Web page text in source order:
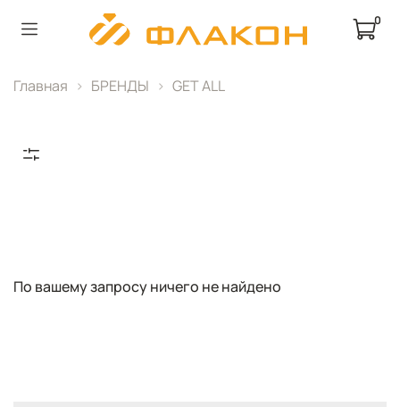
0
Главная БРЕНДЫ GET ALL
По вашему запросу ничего не найдено